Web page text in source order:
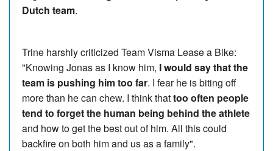
Dutch team.
Trine harshly criticized Team Visma Lease a Bike:
"Knowing Jonas as I know him, I would say that the
team is pushing him too far. I fear he is biting off
more than he can chew. I think thattoo often people
tend to forget the human being behind the athlete
and how to get the best out of him. All this could
backfire on both him and us as a family".